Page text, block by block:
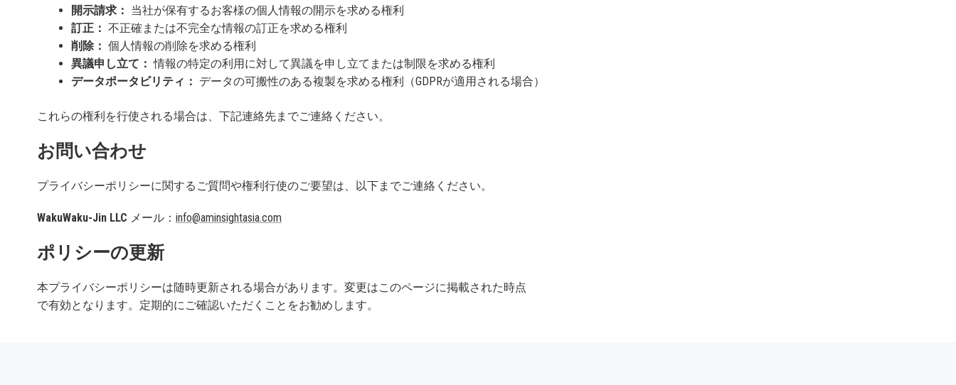
開示請求： 当社が保有するお客様の個人情報の開示を求める権利
訂正： 不正確または不完全な情報の訂正を求める権利
削除： 個人情報の削除を求める権利
異議申し立て： 情報の特定の利用に対して異議を申し立てまたは制限を求める権利
データポータビリティ： データの可搬性のある複製を求める権利（GDPRが適用される場合）
これらの権利を行使される場合は、下記連絡先までご連絡ください。
お問い合わせ
プライバシーポリシーに関するご質問や権利行使のご要望は、以下までご連絡ください。
WakuWaku-Jin LLC メール： info@aminsightasia.com
ポリシーの更新
本プライバシーポリシーは随時更新される場合があります。変更はこのページに掲載された時点
で有効となります。定期的にご確認いただくことをお勧めします。